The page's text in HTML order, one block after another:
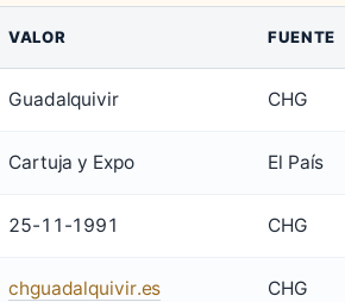
VALOR FUENTE
Guadalquivir CHG
Cartuja y Expo El País
25-11-1991 CHG
chguadalquivir.es CHG